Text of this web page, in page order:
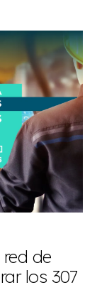
de
los 307